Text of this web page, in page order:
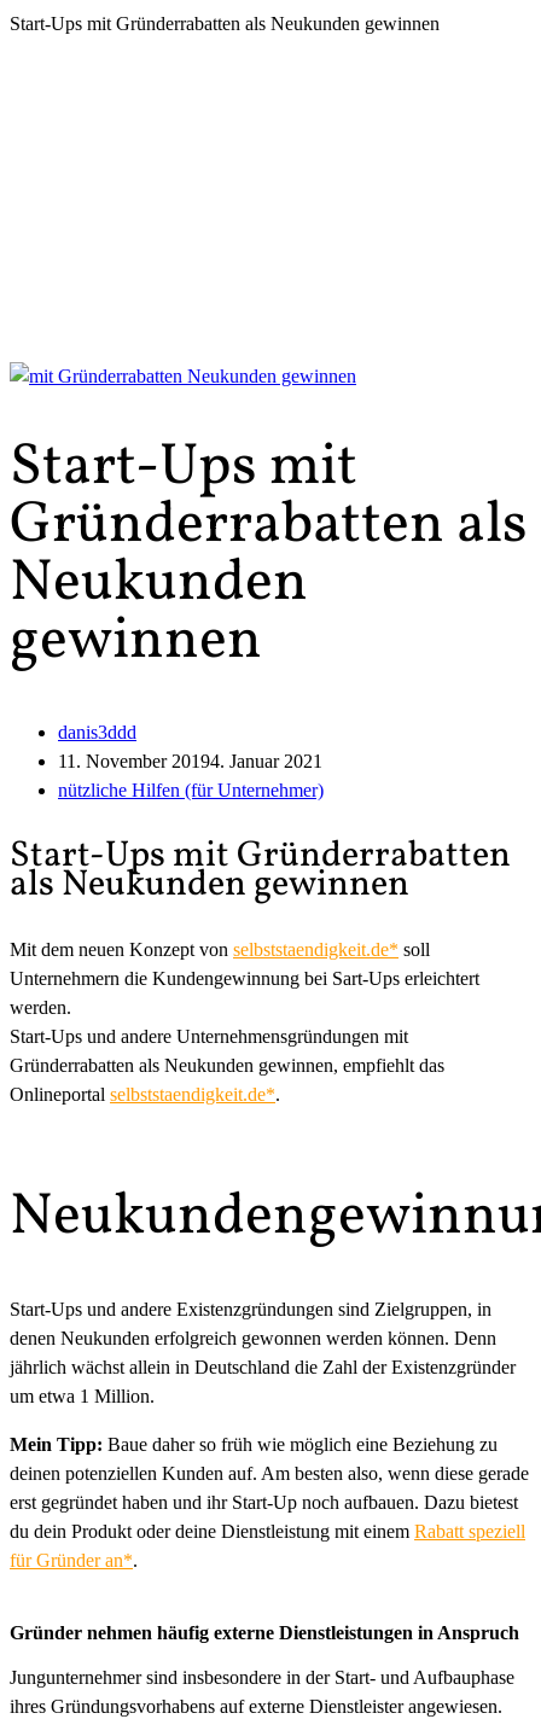
Start-Ups mit Gründerrabatten als Neukunden gewinnen
Start-Ups mit
Gründerrabatten als
Neukunden
gewinnen
danis3ddd
11. November 20194. Januar 2021
nützliche Hilfen (für Unternehmer)
Start-Ups mit Gründerrabatten
als Neukunden gewinnen
Mit dem neuen Konzept von selbststaendigkeit.de* soll
Unternehmern die Kundengewinnung bei Sart-Ups erleichtert
werden.
Start-Ups und andere Unternehmensgründungen mit
Gründerrabatten als Neukunden gewinnen, empfiehlt das
Onlineportal selbststaendigkeit.de*.
Start-Ups und andere Existenzgründungen sind Zielgruppen, in
denen Neukunden erfolgreich gewonnen werden können. Denn
jährlich wächst allein in Deutschland die Zahl der Existenzgründer
um etwa 1 Million.
Mein Tipp: Baue daher so früh wie möglich eine Beziehung zu
deinen potenziellen Kunden auf. Am besten also, wenn diese gerade
erst gegründet haben und ihr Start-Up noch aufbauen. Dazu bietest
du dein Produkt oder deine Dienstleistung mit einem Rabatt speziell
für Gründer an*.
Gründer nehmen häufig externe Dienstleistungen in Anspruch
Jungunternehmer sind insbesondere in der Start- und Aufbauphase
ihres Gründungsvorhabens auf externe Dienstleister angewiesen.